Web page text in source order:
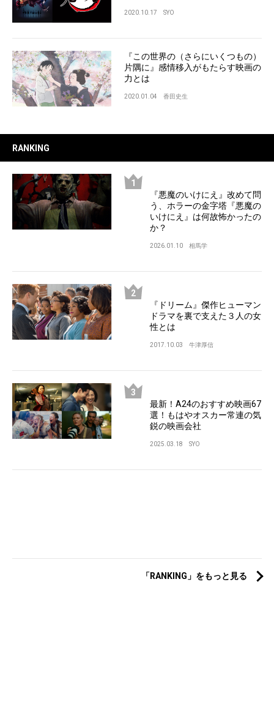
2020.10.17 SYO
『この世界の（さらにいくつもの）
片隅に』感情移入がもたらす映画の
力とは
2020.01.04 香田史生
RANKING
『悪魔のいけにえ』改めて問
う、ホラーの金字塔『悪魔の
いけにえ』は何故怖かったの
か？
2026.01.10 相馬学
『ドリーム』傑作ヒューマン
ドラマを裏で支えた３人の女
性とは
2017.10.03 牛津厚信
最新！A24のおすすめ映画67
選！もはやオスカー常連の気
鋭の映画会社
2025.03.18 SYO
「RANKING」をもっと見る